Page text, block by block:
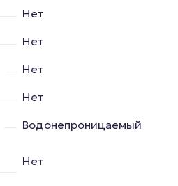
Нет
Нет
Нет
Нет
Водонепроницаемый
Нет